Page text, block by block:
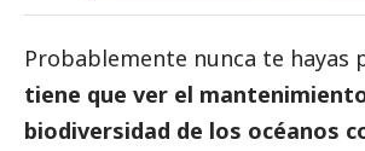
Probablemente nunca te hayas
tiene que ver el
biodiversidad de los océanos